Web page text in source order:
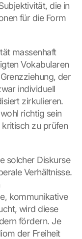
die in
für die Form
massenhaft
Vokabularen
der
individuell
zirkulieren.
richtig sein
kritisch zu prüfen
solcher Diskurse
Verhältnisse.
kommunikative
wird diese
fördern. Je
der Freiheit